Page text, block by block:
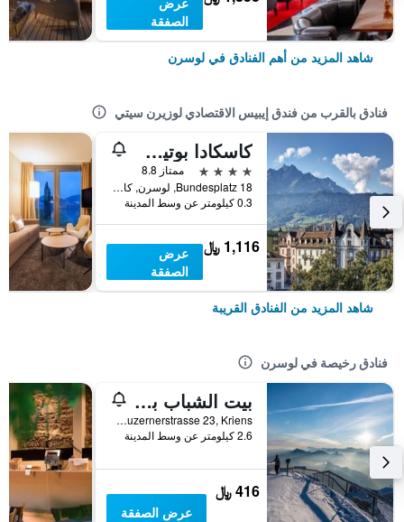
الصفقة
شاهد المزيد من أهم الفنادق في لوسرن
فنادق بالقرب من فندق إيبيس الاقتصادي لوزيرن سيتي
كاسكادا بوتيك هوتل
4 نجوم
ممتاز 8.8
Bundesplatz 18, لوسرن, كانتون لوسيرن, سويسرا
0.3 كيلومتر عن وسط المدينة
1,116 ﷼
عرض
الصفقة
شاهد المزيد من الفنادق القريبة
فنادق رخيصة في لوسرن
بيت الشباب بيل بارك
Luzernerstrasse 23, Kriens, لوسرن, كانتون لوسيرن, سويسرا
2.6 كيلومتر عن وسط المدينة
416 ﷼
عرض الصفقة